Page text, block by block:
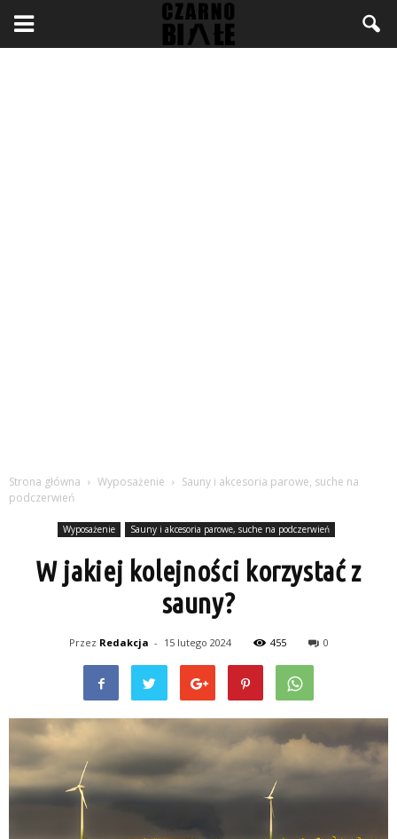
Strona główna Wyposażenie
Sauny i akcesoria parowe, suche na
podczerwień
Wyposażenie Sauny i akcesoria parowe, suche na podczerwień
W jakiej kolejności korzystać z
sauny?
Przez Redakcja - 15 lutego 2024 455 0